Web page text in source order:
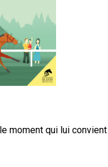
moment qui lui